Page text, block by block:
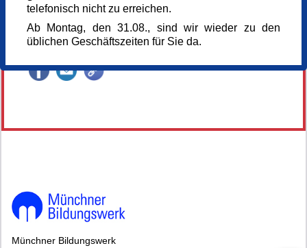
09.07.2026
Kursnummer
168088
Münchner Bildungswerk
telefonisch nicht zu erreichen.
Ab Montag, den 31.08., sind wir wieder zu den
üblichen Geschäftszeiten für Sie da.